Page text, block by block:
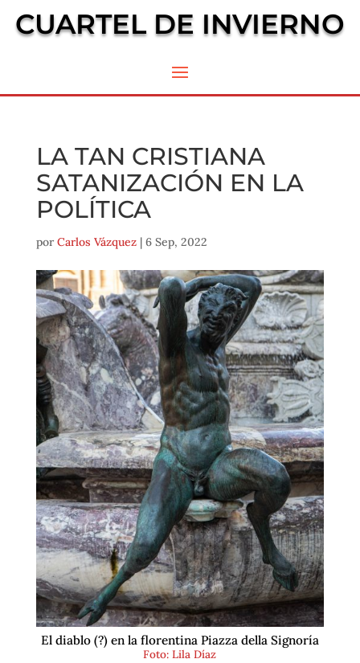
CUARTEL DE INVIERNO
LA TAN CRISTIANA
SATANIZACIÓN EN LA
POLÍTICA
por Carlos Vázquez| 6 Sep, 2022
El diablo (?) en la florentina Piazza della Signoría
Foto: Lila Díaz